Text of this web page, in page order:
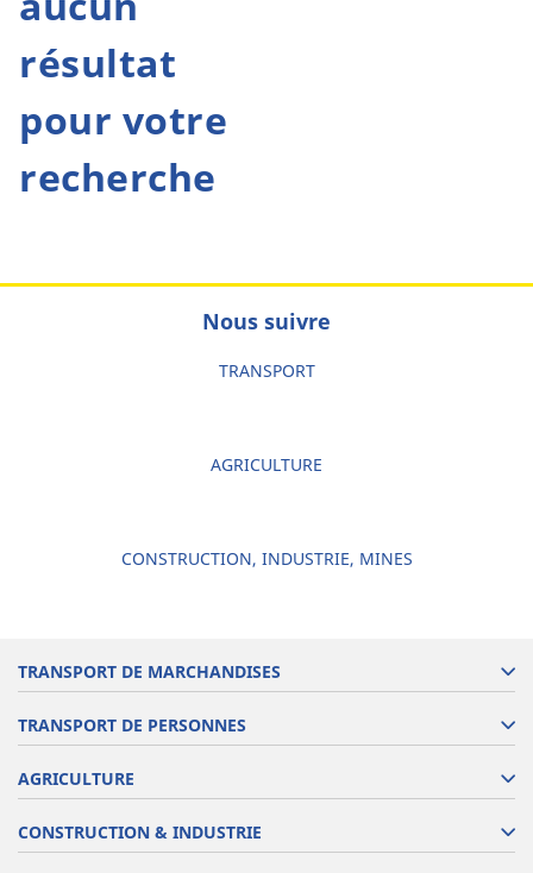
résultat
pour votre
recherche
Nous suivre
TRANSPORT
AGRICULTURE
CONSTRUCTION, INDUSTRIE, MINES
TRANSPORT DE MARCHANDISES
TRANSPORT DE PERSONNES
AGRICULTURE
CONSTRUCTION & INDUSTRIE